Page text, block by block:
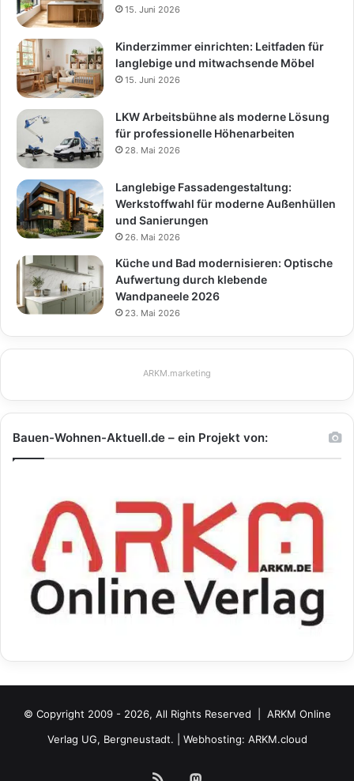
15. Juni 2026
Kinderzimmer einrichten: Leitfaden für
langlebige und mitwachsende Möbel
15. Juni 2026
LKW Arbeitsbühne als moderne Lösung
für professionelle Höhenarbeiten
28. Mai 2026
Langlebige Fassadengestaltung:
Werkstoffwahl für moderne Außenhüllen
und Sanierungen
26. Mai 2026
Küche und Bad modernisieren: Optische
Aufwertung durch klebende
Wandpaneele 2026
23. Mai 2026
ARKM.marketing
Bauen-Wohnen-Aktuell.de – ein Projekt von:
© Copyright 2009 - 2026, All Rights Reserved | ARKM Online
Verlag UG, Bergneustadt. | Webhosting: ARKM.cloud